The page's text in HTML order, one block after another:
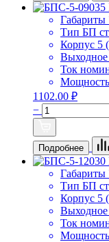
Габариты
Тип БП
Корпус 5
Ток
Мощность
1102.00 ₽
−
Подробнее
Габариты
Тип БП
Корпус 5
Ток
Мощность